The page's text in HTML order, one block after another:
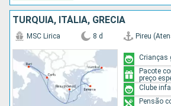
TURQUIA, ITÁLIA, GRÉCIA
MSC Lirica 8 d Pireu
Crianças
Pacote
preço
Clube
Pensão